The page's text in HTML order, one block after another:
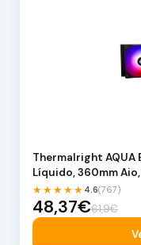
Thermalright AQUA
Líquido, 360mm Aio,
★★★★★ 4.6(767)
48,37€61,9€